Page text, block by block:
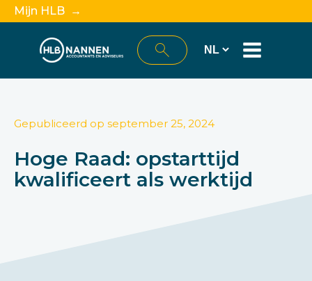
Mijn HLB →
Gepubliceerd op september 25, 2024
Hoge Raad: opstarttijd
kwalificeert als werktijd